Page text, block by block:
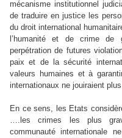
mécanisme institutionnel
de traduire en justice les
du droit international
l’humanité et de crime de
perpétration de futures
paix et de la sécurité
valeurs humaines et à
internationaux ne jouiraient
En ce sens, les Etats
….les crimes les plus
communauté internationale